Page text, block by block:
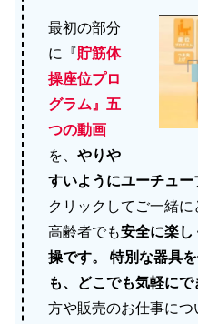
最初の部分
に『貯筋体
操座位プロ
グラム』五
つの動画
を、 やりや
すいようにユーチュ
クリックしてご一緒に
高齢者でも安全に楽し
操です。 特別な器具
も、どこでも気軽にで
方や販売のお仕事に